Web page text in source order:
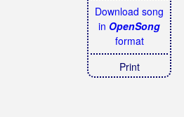
Download song
in OpenSong
format
Print